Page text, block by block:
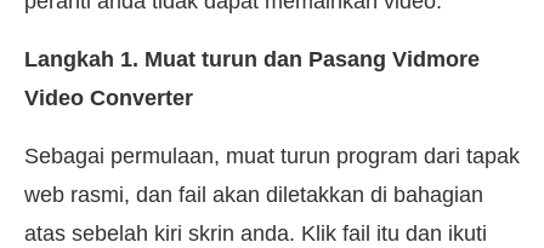
Langkah 1. Muat turun dan Pasang Vidmore
Video Converter
Sebagai permulaan, muat turun program dari tapak
web rasmi, dan fail akan diletakkan di bahagian
atas sebelah kiri skrin anda. Klik fail itu dan ikuti